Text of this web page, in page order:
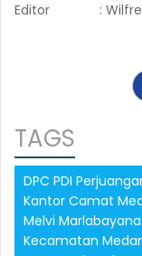
Editor :
TAGS
DPC PDI
Kantor Camat
Melvi
Kecamatan